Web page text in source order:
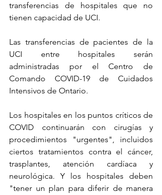
transferencias de hospitales que no
tienen capacidad de UCI.
Las transferencias de pacientes de la
UCI entre hospitales serán
administradas por el Centro de
Comando COVID-19 de Cuidados
Intensivos de Ontario.
Los hospitales en los puntos críticos de
COVID continuarán con cirugías y
procedimientos "urgentes", incluidos
ciertos tratamientos contra el cáncer,
trasplantes, atención cardíaca y
neurológica. Y los hospitales deben
"tener un plan para diferir de manera